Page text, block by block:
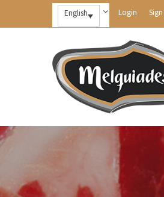
English Login